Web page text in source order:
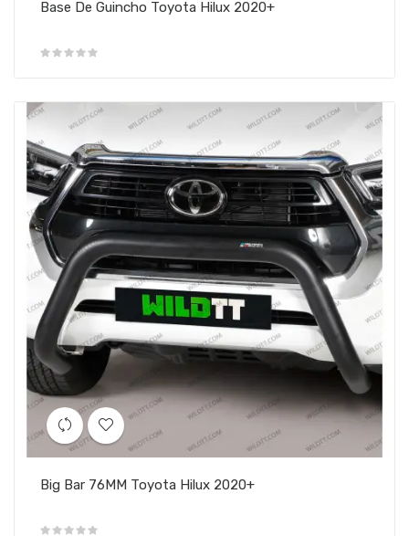
Base De Guincho Toyota Hilux 2020+
Big Bar 76MM Toyota Hilux 2020+